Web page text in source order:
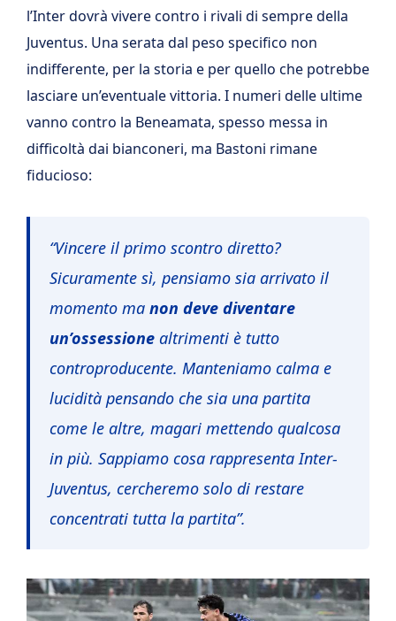
l’Inter dovrà vivere contro i rivali di sempre della
Juventus. Una serata dal peso specifico non
indifferente, per la storia e per quello che potrebbe
lasciare un’eventuale vittoria. I numeri delle ultime
vanno contro la Beneamata, spesso messa in
difficoltà dai bianconeri, ma Bastoni rimane
fiducioso:
“Vincere il primo scontro diretto?
Sicuramente sì, pensiamo sia arrivato il
momento ma non deve diventare
un’ossessione altrimenti è tutto
controproducente. Manteniamo calma e
lucidità pensando che sia una partita
come le altre, magari mettendo qualcosa
in più. Sappiamo cosa rappresenta Inter-
Juventus, cercheremo solo di restare
concentrati tutta la partita”.